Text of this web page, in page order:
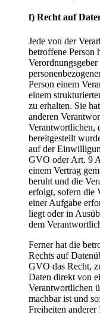
f) Recht auf
Jede von der
betroffene Person
Person einem
einem
zu erhalten. Sie
anderen
Verantwortlichen,
bereitgestellt
auf der
GVO oder Art. 9
einem Vertrag
beruht und die
erfolgt, sofern die
einer Aufgabe
liegt oder in
dem
Ferner hat die
Rechts auf
GVO das Recht,
Daten direkt von
Verantwortlichen
machbar ist und
Freiheiten anderer